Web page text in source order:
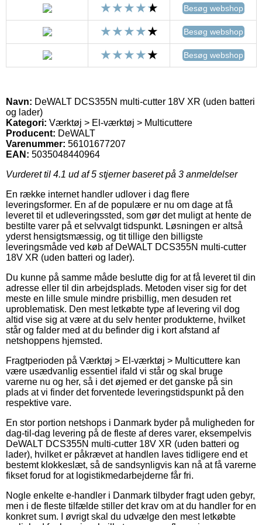
Besøg webshop
Besøg webshop
Besøg webshop
Navn: DeWALT DCS355N multi-cutter 18V XR (uden batteri
og lader)
Kategori: Værktøj > El-værktøj > Multicuttere
Producent: DeWALT
Varenummer: 56101677207
EAN: 5035048440964
Vurderet til 4.1 ud af 5 stjerner baseret på 3 anmeldelser
En række internet handler udlover i dag flere
leveringsformer. En af de populære er nu om dage at få
leveret til et udleveringssted, som gør det muligt at hente de
bestilte varer på et selvvalgt tidspunkt. Løsningen er altså
yderst hensigtsmæssig, og tit tillige den billigste
leveringsmåde ved køb af DeWALT DCS355N multi-cutter
18V XR (uden batteri og lader).
Du kunne på samme måde beslutte dig for at få leveret til din
adresse eller til din arbejdsplads. Metoden viser sig for det
meste en lille smule mindre prisbillig, men desuden ret
uproblematisk. Den mest letkøbte type af levering vil dog
altid vise sig at være at du selv henter produkterne, hvilket
står og falder med at du befinder dig i kort afstand af
netshoppens hjemsted.
Fragtperioden på Værktøj > El-værktøj > Multicuttere kan
være usædvanlig essentiel ifald vi står og skal bruge
varerne nu og her, så i det øjemed er det ganske på sin
plads at vi finder det forventede leveringstidspunkt på den
respektive vare.
En stor portion netshops i Danmark byder på muligheden for
dag-til-dag levering på de fleste af deres varer, eksempelvis
DeWALT DCS355N multi-cutter 18V XR (uden batteri og
lader), hvilket er påkrævet at handlen laves tidligere end et
bestemt klokkeslæt, så de sandsynligvis kan nå at få varerne
fikset forud for at logistikmedarbejderne får fri.
Nogle enkelte e-handler i Danmark tilbyder fragt uden gebyr,
men i de fleste tilfælde stiller det krav om at du handler for en
konkret sum. I øvrigt skal du udvælge den mest letkøbte